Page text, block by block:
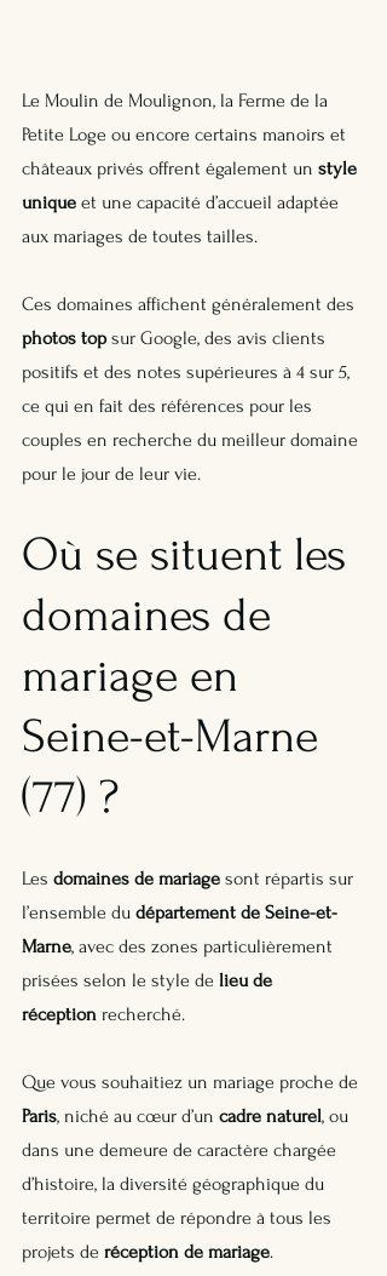
Le Moulin de Moulignon, la Ferme de la
Petite Loge ou encore certains manoirs et
châteaux privés offrent également un style
unique et une capacité d’accueil adaptée
aux mariages de toutes tailles.
Ces domaines affichent généralement des
photos top sur Google, des avis clients
positifs et des notes supérieures à 4 sur 5,
ce qui en fait des références pour les
couples en recherche du meilleur domaine
pour le jour de leur vie.
Où se situent les
domaines de
mariage en
Seine-et-Marne
(77) ?
Les domaines de mariage sont répartis sur
l’ensemble du département de Seine-et-
Marne, avec des zones particulièrement
prisées selon le style de lieu de
réception recherché.
Que vous souhaitiez un mariage proche de
Paris, niché au cœur d’un cadre naturel, ou
dans une demeure de caractère chargée
d’histoire, la diversité géographique du
territoire permet de répondre à tous les
projets de réception de mariage.